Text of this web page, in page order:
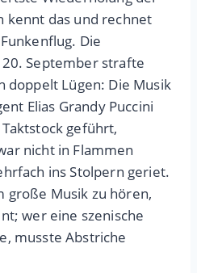
kennt das und rechnet
Die
September strafte
doppelt Lügen: Die Musik
Elias Grandy Puccini
geführt,
nicht in Flammen
ins Stolpern geriet.
große Musik zu hören,
wer eine szenische
musste Abstriche